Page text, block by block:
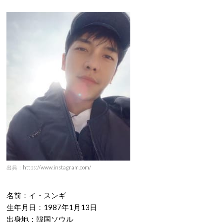
出典：https://www.instagram.com/
名前：イ・スンギ
生年月日：1987年1月13日
出身地：韓国ソウル